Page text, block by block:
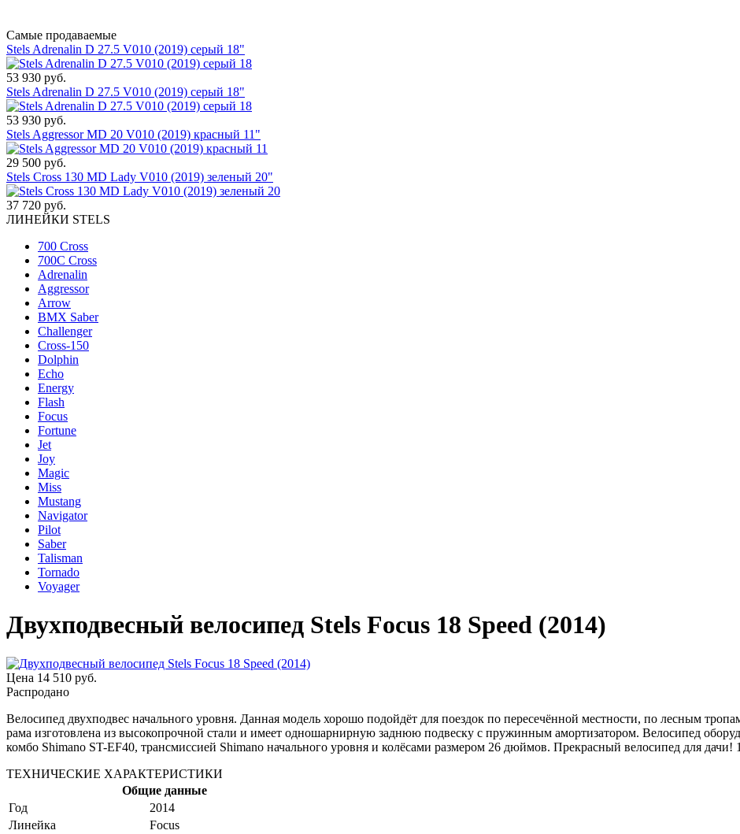
Самые продаваемые
Stels Adrenalin D 27.5 V010 (2019) серый 18"
53 930 руб.
Stels Adrenalin D 27.5 V010 (2019) серый 18"
53 930 руб.
Stels Aggressor MD 20 V010 (2019) красный 11"
29 500 руб.
Stels Cross 130 MD Lady V010 (2019) зеленый 20"
37 720 руб.
ЛИНЕЙКИ STELS
700 Cross
700C Cross
Adrenalin
Aggressor
Arrow
BMX Saber
Challenger
Cross-150
Dolphin
Echo
Energy
Flash
Focus
Fortune
Jet
Joy
Magic
Miss
Mustang
Navigator
Pilot
Saber
Talisman
Tornado
Voyager
Двухподвесный велосипед Stels Focus 18 Speed (2014)
Цена 14 510 руб.
Распродано
Велосипед двухподвес начального уровня. Данная модель хорошо подойдёт для поездок по пересечённой местности, по лесным
рама изготовлена из высокопрочной стали и имеет одношарнирную заднюю подвеску с пружинным амортизатором. Велосипед
комбо Shimano ST-EF40, трансмиссией Shimano начального уровня и колёсами размером 26 дюймов. Прекрасный велосипед для дачи!
ТЕХНИЧЕСКИЕ ХАРАКТЕРИСТИКИ
Общие данные
Год
2014
Линейка
Focus